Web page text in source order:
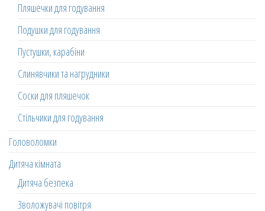
Пляшечки для годування
Подушки для годування
Пустушки, карабіни
Слинявчики та нагрудники
Соски для пляшечок
Стільчики для годування
Головоломки
Дитяча кімната
Дитяча безпека
Зволожувачі повітря